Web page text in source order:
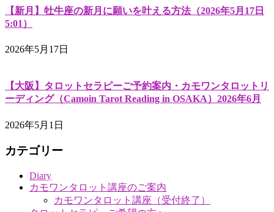
【新月】牡牛座の新月に願いを叶える方法（2026年5月17日
5:01）
2026年5月17日
【大阪】タロットセラピーご予約案内・カモワンタロットリ
ーディング（Camoin Tarot Reading in OSAKA）2026年6月
2026年5月1日
カテゴリー
Diary
カモワンタロット講座のご案内
カモワンタロット講座（受付終了）